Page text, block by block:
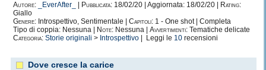
Autore:
_EverAfter_ Pubblicata: 18/02/20 | Aggiornata: 18/02/20 |
Rating:
Giallo
Genere: Introspettivo, Sentimentale | Capitoli: 1 - One shot | Completa
Tipo di coppia: Nessuna |
Note: Nessuna | Avvertimenti: Tematiche delicate
Categoria: Storie originali > Introspettivo | Leggi le 10 recensioni
Dove cresce la carice